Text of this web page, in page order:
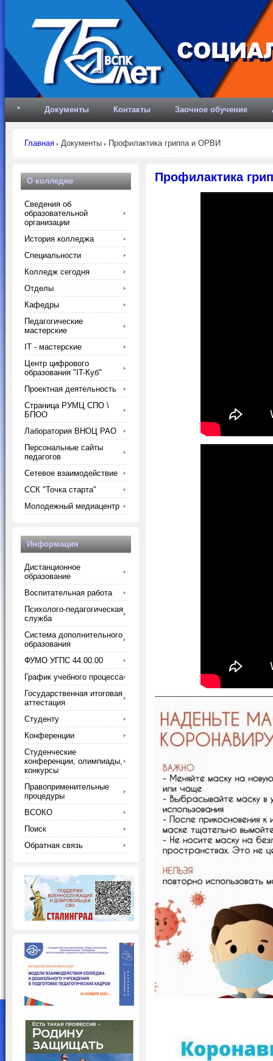
* Документы Контакты Заочное обучение
Главная Документы Профилактика гриппа и ОРВИ
Профилактика
О колледже
Сведения об
образовательной
организации
История колледжа
Специальности
Колледж сегодня
Отделы
Кафедры
Педагогические
мастерские
IT - мастерские
Центр цифрового
образования "IT-Куб"
Проектная деятельность
Страница РУМЦ СПО \
БПОО
Лаборатория ВНОЦ РАО
Персональные сайты
педагогов
Сетевое взаимодействие
ССК "Точка старта"
Молодежный медиацентр
Информация
Дистанционное
образование
Воспитательная работа
Психолого-педагогическая
служба
Система дополнительного
образования
ФУМО УГПС 44.00.00
График учебного процесса
Государственная итоговая
аттестация
Студенту
Конференции
Студенческие
конференции, олимпиады,
конкурсы
Правоприменительные
процедуры
ВСОКО
Поиск
Обратная связь